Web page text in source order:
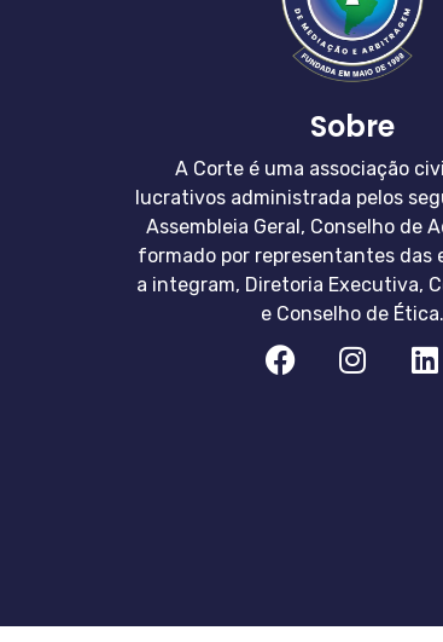
Sobre
A Corte é uma associação
lucrativos administrada pelos
Assembleia Geral, Conselho de
formado por representantes das
a integram, Diretoria Executiva,
e Conselho de Ética.